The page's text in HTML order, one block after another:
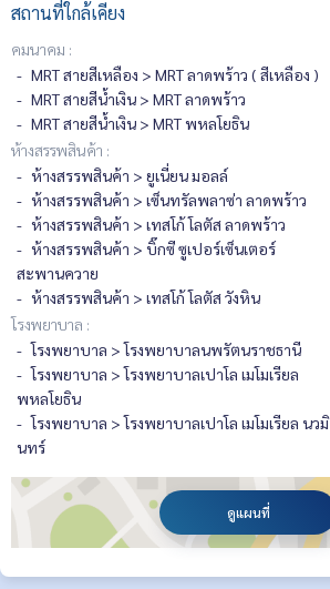
สถานที่ใกล้เคียง
คมนาคม :
MRT สายสีเหลือง > MRT ลาดพร้าว ( สีเหลือง )
MRT สายสีน้ำเงิน > MRT ลาดพร้าว
MRT สายสีน้ำเงิน > MRT พหลโยธิน
ห้างสรรพสินค้า :
ห้างสรรพสินค้า > ยูเนี่ยน มอลล์
ห้างสรรพสินค้า > เซ็นทรัลพลาซ่า ลาดพร้าว
ห้างสรรพสินค้า > เทสโก้ โลตัส ลาดพร้าว
ห้างสรรพสินค้า > บิ๊กซี ซูเปอร์เซ็นเตอร์
สะพานควาย
ห้างสรรพสินค้า > เทสโก้ โลตัส วังหิน
โรงพยาบาล :
โรงพยาบาล > โรงพยาบาลนพรัตนราชธานี
โรงพยาบาล > โรงพยาบาลเปาโล เมโมเรียล
พหลโยธิน
โรงพยาบาล > โรงพยาบาลเปาโล เมโมเรียล นวมิ
นทร์
ดูแผนที่